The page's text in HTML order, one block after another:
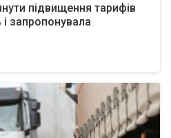
підвищення тарифів
і запропонувала